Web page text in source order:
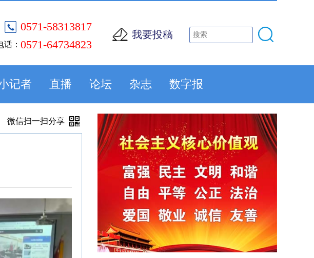
0571-58313817
话： 0571-64734823
我要投稿
记者 直播 论坛 杂志 数字报
微信扫一扫分享